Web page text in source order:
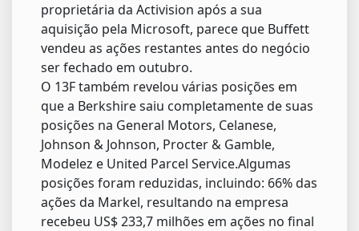
proprietária da Activision após a sua
aquisição pela Microsoft, parece que Buffett
vendeu as ações restantes antes do negócio
ser fechado em outubro.
O 13F também revelou várias posições em
que a Berkshire saiu completamente de suas
posições na General Motors, Celanese,
Johnson & Johnson, Procter & Gamble,
Modelez e United Parcel Service.Algumas
posições foram reduzidas, incluindo: 66% das
ações da Markel, resultando na empresa
recebeu US$ 233,7 milhões em ações no final